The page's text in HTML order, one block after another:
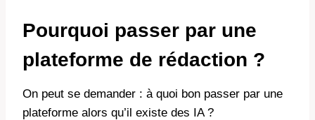
Pourquoi passer par une
plateforme de rédaction ?
On peut se demander : à quoi bon passer par une
plateforme alors qu’il existe des IA ?